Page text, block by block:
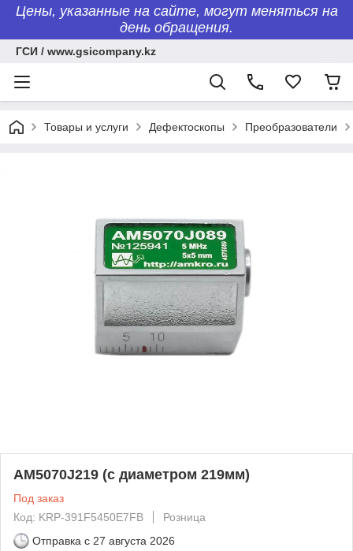
Цены, указанные на сайте, могут меняться на
день обращения.
ГСИ / www.gsicompany.kz
Товары и услуги Дефектоскопы Преобразователи
AM5070J219 (с диаметром 219мм)
Под заказ
Код: KRP-391F5450E7FB
Розница
Отправка с 27 августа 2026